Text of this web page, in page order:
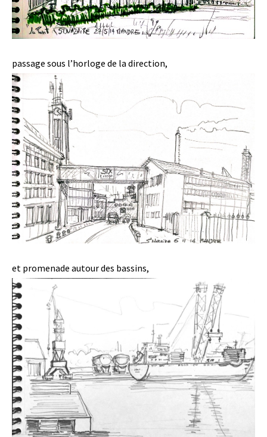
passage sous l’horloge de la direction,
et promenade autour des bassins,